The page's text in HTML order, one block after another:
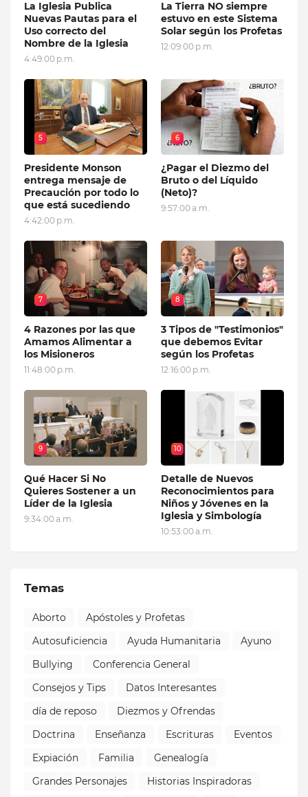
La Iglesia Publica
Nuevas Pautas para el
Uso correcto del
Nombre de la Iglesia
4:49:00 p.m.
La Tierra NO siempre
estuvo en este Sistema
Solar según los Profetas
12:09:00 p.m.
5
Presidente Monson
entrega mensaje de
Precaución por todo lo
que está sucediendo
4:42:00 p.m.
6
¿Pagar el Diezmo del
Bruto o del Líquido
(Neto)?
9:57:00 a.m.
7
4 Razones por las que
Amamos Alimentar a
los Misioneros
11:48:00 p.m.
8
3 Tipos de "Testimonios"
que debemos Evitar
según los Profetas
12:16:00 p.m.
9
Qué Hacer Si No
Quieres Sostener a un
Líder de la Iglesia
9:34:00 a.m.
10
Detalle de Nuevos
Reconocimientos para
Niños y Jóvenes en la
Iglesia y Simbología
10:53:00 a.m.
Temas
Aborto
Apóstoles y Profetas
Autosuficiencia
Ayuda Humanitaria
Ayuno
Bullying
Conferencia General
Consejos y Tips
Datos Interesantes
día de reposo
Diezmos y Ofrendas
Doctrina
Enseñanza Escrituras
Eventos
Expiación
Familia
Genealogía
Grandes Personajes
Historias Inspiradoras